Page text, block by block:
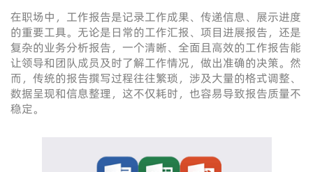
在职场中，工作报告是记录工作成果、传递信息、展示进度
的重要工具。无论是日常的工作汇报、项目进展报告，还是
复杂的业务分析报告，一个清晰、全面且高效的工作报告能
让领导和团队成员及时了解工作情况，做出准确的决策。然
而，传统的报告撰写过程往往繁琐，涉及大量的格式调整、
数据呈现和信息整理，这不仅耗时，也容易导致报告质量不
稳定。